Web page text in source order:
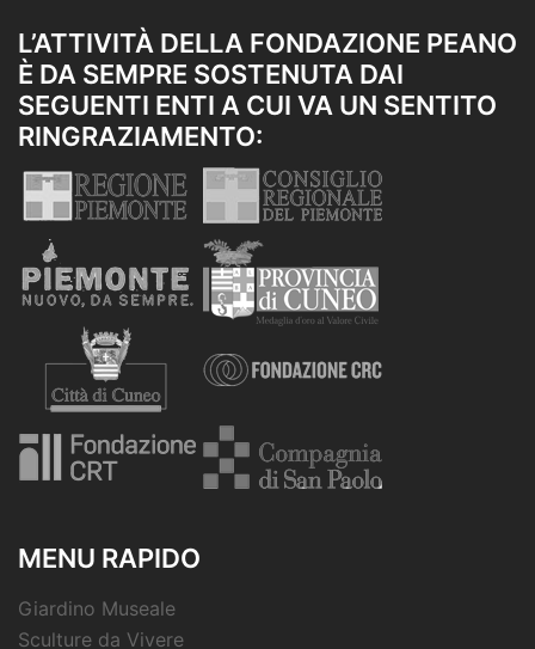
L’ATTIVITÀ DELLA FONDAZIONE PEANO
È DA SEMPRE SOSTENUTA DAI
SEGUENTI ENTI A CUI VA UN SENTITO
RINGRAZIAMENTO:
MENU RAPIDO
Giardino Museale
Sculture da Vivere